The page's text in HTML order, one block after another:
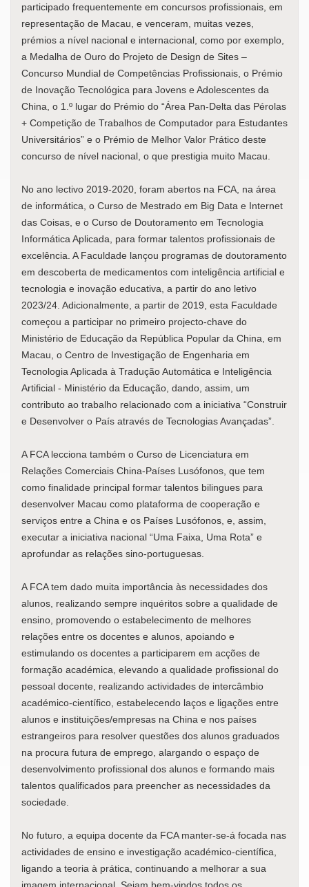
participado frequentemente em concursos profissionais, em
representação de Macau, e venceram, muitas vezes,
prémios a nível nacional e internacional, como por exemplo,
a Medalha de Ouro do Projeto de Design de Sites –
Concurso Mundial de Competências Profissionais, o Prémio
de Inovação Tecnológica para Jovens e Adolescentes da
China, o 1.º lugar do Prémio do “Área Pan-Delta das Pérolas
+ Competição de Trabalhos de Computador para Estudantes
Universitários” e o Prémio de Melhor Valor Prático deste
concurso de nível nacional, o que prestigia muito Macau.
No ano lectivo 2019-2020, foram abertos na FCA, na área
de informática, o Curso de Mestrado em Big Data e Internet
das Coisas, e o Curso de Doutoramento em Tecnologia
Informática Aplicada, para formar talentos profissionais de
excelência. A Faculdade lançou programas de doutoramento
em descoberta de medicamentos com inteligência artificial e
tecnologia e inovação educativa, a partir do ano letivo
2023/24. Adicionalmente, a partir de 2019, esta Faculdade
começou a participar no primeiro projecto-chave do
Ministério de Educação da República Popular da China, em
Macau, o Centro de Investigação de Engenharia em
Tecnologia Aplicada à Tradução Automática e Inteligência
Artificial - Ministério da Educação, dando, assim, um
contributo ao trabalho relacionado com a iniciativa “Construir
e Desenvolver o País através de Tecnologias Avançadas”.
A FCA lecciona também o Curso de Licenciatura em
Relações Comerciais China-Países Lusófonos, que tem
como finalidade principal formar talentos bilingues para
desenvolver Macau como plataforma de cooperação e
serviços entre a China e os Países Lusófonos, e, assim,
executar a iniciativa nacional “Uma Faixa, Uma Rota” e
aprofundar as relações sino-portuguesas.
A FCA tem dado muita importância às necessidades dos
alunos, realizando sempre inquéritos sobre a qualidade de
ensino, promovendo o estabelecimento de melhores
relações entre os docentes e alunos, apoiando e
estimulando os docentes a participarem em acções de
formação académica, elevando a qualidade profissional do
pessoal docente, realizando actividades de intercâmbio
académico-científico, estabelecendo laços e ligações entre
alunos e instituições/empresas na China e nos países
estrangeiros para resolver questões dos alunos graduados
na procura futura de emprego, alargando o espaço de
desenvolvimento profissional dos alunos e formando mais
talentos qualificados para preencher as necessidades da
sociedade.
No futuro, a equipa docente da FCA manter-se-á focada nas
actividades de ensino e investigação académico-científica,
ligando a teoria à prática, continuando a melhorar a sua